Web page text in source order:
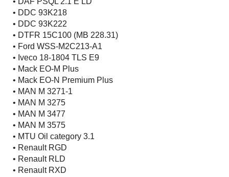
• DDC 93K218
• DDC 93K222
• DTFR 15C100 (MB 228.31)
• Ford WSS-M2C213-A1
• Iveco 18-1804 TLS E9
• Mack EO-M Plus
• Mack EO-N Premium Plus
• MAN M 3271-1
• MAN M 3275
• MAN M 3477
• MAN M 3575
• MTU Oil category 3.1
• Renault RGD
• Renault RLD
• Renault RXD